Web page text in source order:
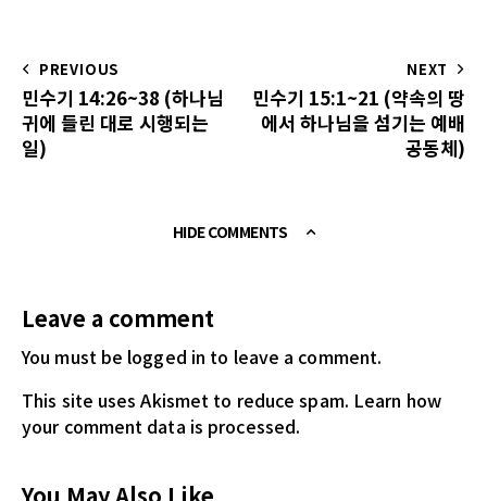
PREVIOUS
민수기 14:26~38 (하나님
귀에 들린 대로 시행되는
일)
NEXT
민수기 15:1~21 (약속의 땅
에서 하나님을 섬기는 예배
공동체)
HIDE COMMENTS
Leave a comment
You must be logged in to leave a comment.
This site uses Akismet to reduce spam. Learn how
your comment data is processed.